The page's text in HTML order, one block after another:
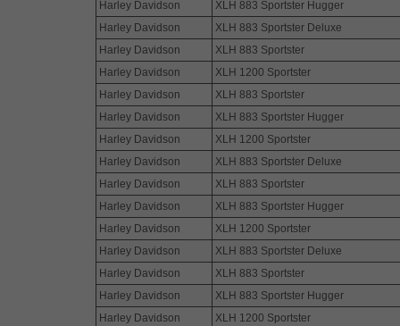
Harley Davidson
XLH 883 Sportster Hugger
Harley Davidson
XLH 883 Sportster Deluxe
Harley Davidson
XLH 883 Sportster
Harley Davidson
XLH 1200 Sportster
Harley Davidson
XLH 883 Sportster
Harley Davidson
XLH 883 Sportster Hugger
Harley Davidson
XLH 1200 Sportster
Harley Davidson
XLH 883 Sportster Deluxe
Harley Davidson
XLH 883 Sportster
Harley Davidson
XLH 883 Sportster Hugger
Harley Davidson
XLH 1200 Sportster
Harley Davidson
XLH 883 Sportster Deluxe
Harley Davidson
XLH 883 Sportster
Harley Davidson
XLH 883 Sportster Hugger
Harley Davidson
XLH 1200 Sportster